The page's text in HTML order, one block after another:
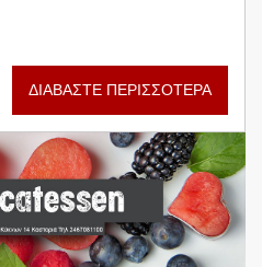
ΔΙΑΒΑΣΤΕ ΠΕΡΙΣΣΟΤΕΡΑ